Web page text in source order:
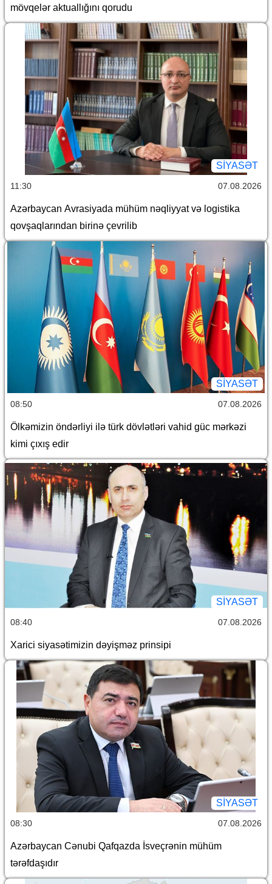
mövqelər aktuallığını qorudu
SİYASƏT
11:30 07.08.2026
Azərbaycan Avrasiyada mühüm nəqliyyat və logistika
qovşaqlarından birinə çevrilib
SİYASƏT
08:50 07.08.2026
Ölkəmizin öndərliyi ilə türk dövlətləri vahid güc mərkəzi
kimi çıxış edir
SİYASƏT
08:40 07.08.2026
Xarici siyasətimizin dəyişməz prinsipi
SİYASƏT
08:30 07.08.2026
Azərbaycan Cənubi Qafqazda İsveçrənin mühüm
tərəfdaşıdır